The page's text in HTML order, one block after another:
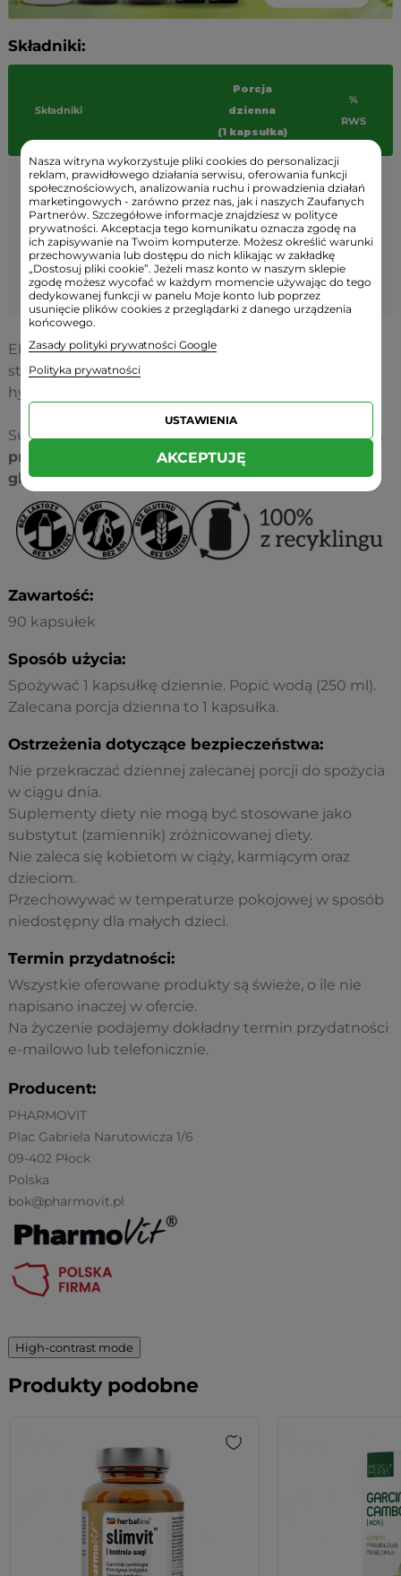
Składniki:
Składniki
Porcja
dzienna
(1 kapsułka)
%
RWS
Ekstrakt z owoców
garcinia cambogia,
w tym:
kwas
hydroksycytrynowy
(HCA)
400 mg
240 mg
-
-
Ekstrakt z owoców garcinia cambogia
standaryzowany na 60% kwasu
hydroksycytrynowego, otoczka kapsułki: żelatyna.
Suplement nie zawiera:substancji wypełniających,
przeciwzbrylaczy, barwników, laktozy, soi i
glutenu.
Zawartość:
90 kapsułek
Sposób użycia:
Spożywać 1 kapsułkę dziennie. Popić wodą (250 ml).
Zalecana porcja dzienna to 1 kapsułka.
Ostrzeżenia dotyczące bezpieczeństwa:
Nie przekraczać dziennej zalecanej porcji do spożycia
w ciągu dnia.
Suplementy diety nie mogą być stosowane jako
substytut (zamiennik) zróżnicowanej diety.
Nie zaleca się kobietom w ciąży, karmiącym oraz
dzieciom.
Przechowywać w temperaturze pokojowej w sposób
niedostępny dla małych dzieci.
Termin przydatności:
Wszystkie oferowane produkty są świeże, o ile nie
napisano inaczej w ofercie.
Na życzenie podajemy dokładny termin przydatności
e-mailowo lub telefonicznie.
Producent:
PHARMOVIT
Plac Gabriela Narutowicza 1/6
09-402 Płock
Polska
bok@pharmovit.pl
High-contrast mode
Produkty podobne
Nasza witryna wykorzystuje pliki cookies do personalizacji
reklam, prawidłowego działania serwisu, oferowania funkcji
społecznościowych, analizowania ruchu i prowadzienia działań
marketingowych - zarówno przez nas, jak i naszych Zaufanych
Partnerów. Szczegółowe informacje znajdziesz w polityce
prywatności. Akceptacja tego komunikatu oznacza zgodę na
ich zapisywanie na Twoim komputerze. Możesz określić warunki
przechowywania lub dostępu do nich klikając w zakładkę
„Dostosuj pliki cookie”. Jeżeli masz konto w naszym sklepie
zgodę możesz wycofać w każdym momencie używając do tego
dedykowanej funkcji w panelu Moje konto lub poprzez
usunięcie plików cookies z przeglądarki z danego urządzenia
końcowego.
Zasady polityki prywatności Google
Polityka prywatności
USTAWIENIA
AKCEPTUJĘ